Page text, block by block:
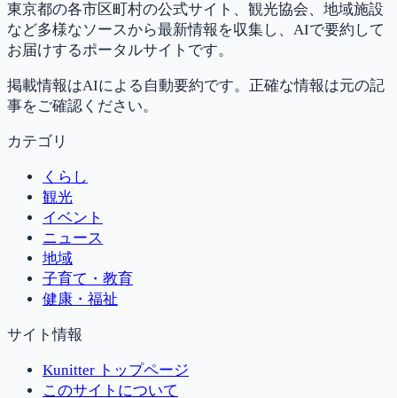
東京都の各市区町村の公式サイト、観光協会、地域施設
など多様なソースから最新情報を収集し、AIで要約して
お届けするポータルサイトです。
掲載情報はAIによる自動要約です。正確な情報は元の記
事をご確認ください。
カテゴリ
くらし
観光
イベント
ニュース
地域
子育て・教育
健康・福祉
サイト情報
Kunitter トップページ
このサイトについて